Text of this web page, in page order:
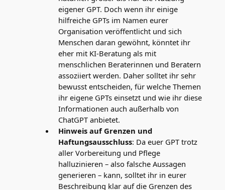
eigener GPT. Doch wenn ihr einige
hilfreiche GPTs im Namen eurer
Organisation veröffentlicht und sich
Menschen daran gewöhnt, könntet ihr
eher mit KI-Beratung als mit
menschlichen Beraterinnen und Beratern
assoziiert werden. Daher solltet ihr sehr
bewusst entscheiden, für welche Themen
ihr eigene GPTs einsetzt und wie ihr diese
Informationen auch außerhalb von
ChatGPT anbietet.
Hinweis auf Grenzen und
Haftungsausschluss: Da euer GPT trotz
aller Vorbereitung und Pflege
halluzinieren – also falsche Aussagen
generieren – kann, solltet ihr in eurer
Beschreibung klar auf die Grenzen des